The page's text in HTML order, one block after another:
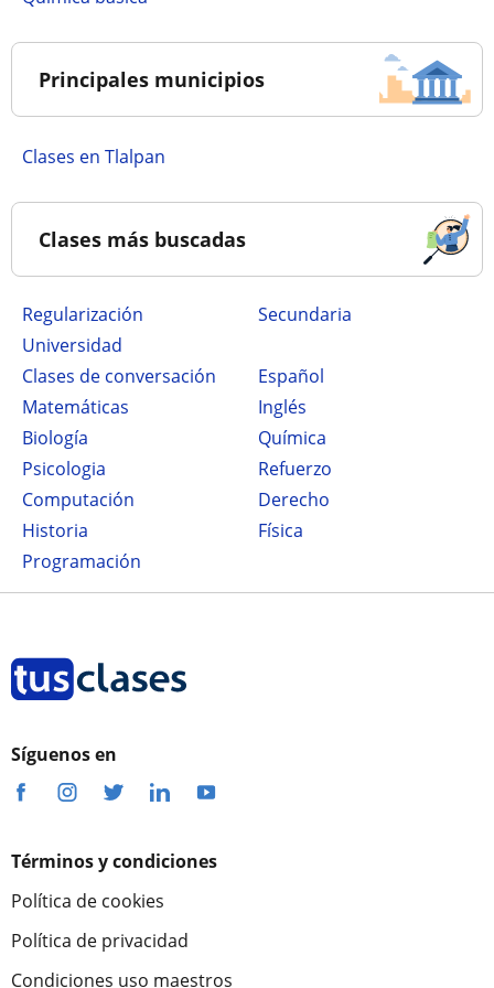
Principales municipios
Clases en Tlalpan
Clases más buscadas
Regularización
secundaria
Universidad
Clases de conversación
Español
Matemáticas
Inglés
Biología
Química
Psicologia
Refuerzo
Computación
Derecho
Historia
Física
Programación
Síguenos en
Términos y condiciones
Política de cookies
Política de privacidad
Condiciones uso maestros